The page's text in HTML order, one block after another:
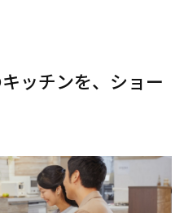
ッチンを、ショー